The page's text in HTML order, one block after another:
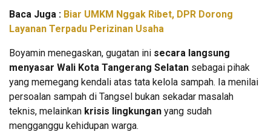
Baca Juga : Biar UMKM Nggak Ribet, DPR Dorong
Layanan Terpadu Perizinan Usaha
Boyamin menegaskan, gugatan ini secara langsung
menyasar Wali Kota Tangerang Selatan sebagai pihak
yang memegang kendali atas tata kelola sampah. Ia menilai
persoalan sampah di Tangsel bukan sekadar masalah
teknis, melainkan krisis lingkungan yang sudah
mengganggu kehidupan warga.